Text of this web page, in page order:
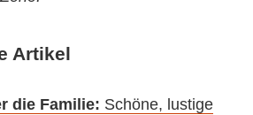
Artikel
die Familie: Schöne, lustige